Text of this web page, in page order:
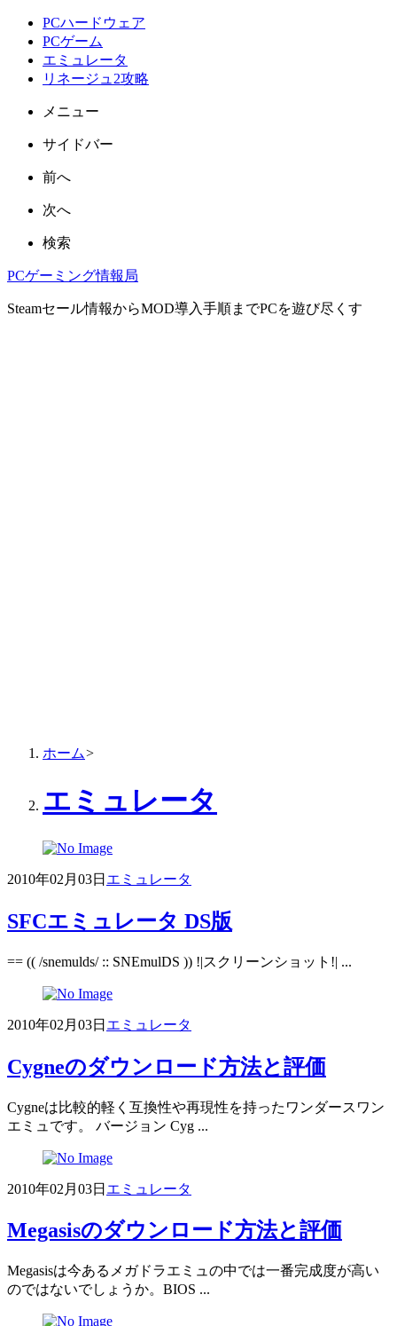
PCハードウェア
PCゲーム
エミュレータ
リネージュ2攻略
メニュー
サイドバー
前へ
次へ
検索
PCゲーミング情報局
Steamセール情報からMOD導入手順までPCを遊び尽くす
ホーム>
エミュレータ
2010年02月03日 エミュレータ
SFCエミュレータ DS版
== (( /snemulds/ :: SNEmulDS )) !|スクリーンショット!| ...
2010年02月03日 エミュレータ
Cygneのダウンロード方法と評価
Cygneは比較的軽く互換性や再現性を持ったワンダースワン
エミュです。 バージョン Cyg ...
2010年02月03日 エミュレータ
Megasisのダウンロード方法と評価
Megasisは今あるメガドラエミュの中では一番完成度が高い
のではないでしょうか。BIOS ...